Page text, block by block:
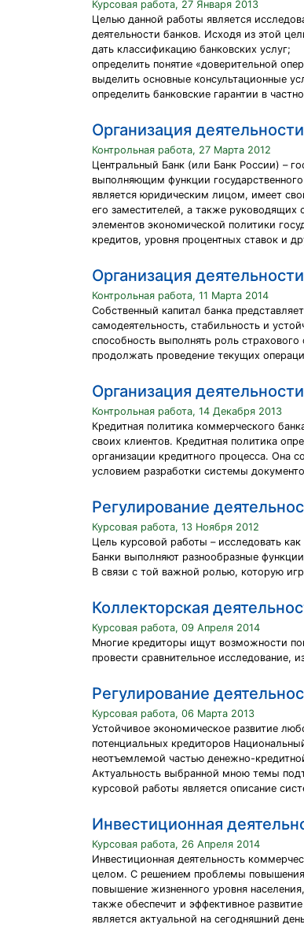
Курсовая работа, 27 Января 2013
Целью данной работы является
деятельности банков. Исходя из этой
дать классификацию банковских услуг;
определить понятие «доверительной
выделить основные консультационные
определить банковские гарантии в
Организация
Контрольная работа, 27 Марта 2012
Центральный Банк (или Банк России) –
выполняющим функции
является юридическим лицом, имеет
его заместителей, а также
элементов экономической политики
кредитов, уровня процентных ставок и
Организация
Контрольная работа, 11 Марта 2014
Собственный капитал банка
самодеятельность, стабильность и
способность выполнять роль
продолжать проведение текущих
Организация
Контрольная работа, 14 Декабря 2013
Кредитная политика коммерческого
своих клиентов. Кредитная политика
организации кредитного процесса. Она
условием разработки системы
Регулирование
Курсовая работа, 13 Ноября 2012
Цель курсовой работы – исследовать
Банки выполняют разнообразные
В связи с той важной ролью, которую
Коллекторская
Курсовая работа, 09 Апреля 2014
Многие кредиторы ищут возможности
провести сравнительное исследование,
Регулирование
Курсовая работа, 06 Марта 2013
Устойчивое экономическое развитие
потенциальных кредиторов
неотъемлемой частью денежно-
Актуальность выбранной мною темы
курсовой работы является описание
Инвестиционная
Курсовая работа, 26 Апреля 2014
Инвестиционная деятельность
целом. С решением проблемы повышения
повышение жизненного уровня
также обеспечит и эффективное
является актуальной на сегодняшний